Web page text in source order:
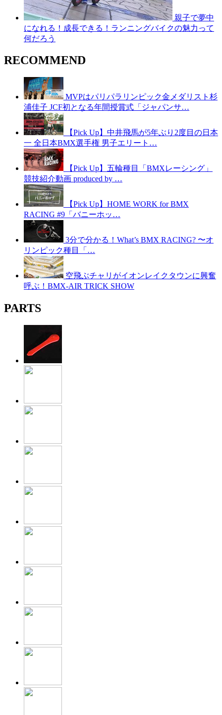
親子で夢中
になれる！成長できる！ランニングバイクの魅力って
何だろう
RECOMMEND
MVPはパリパラリンピック金メダリスト杉
浦佳子 JCF初となる年間授賞式「ジャパンサ…
【Pick Up】中井飛馬が5年ぶり2度目の日本
一 全日本BMX選手権 男子エリート…
【Pick Up】五輪種目「BMXレーシング」
競技紹介動画 produced by …
【Pick Up】HOME WORK for BMX
RACING #9「バニーホッ…
3分で分かる！What’s BMX RACING? 〜オ
リンピック種目「…
空飛ぶチャリがイオンレイクタウンに興奮
呼ぶ！BMX-AIR TRICK SHOW
PARTS